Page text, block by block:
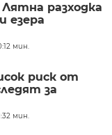
разходка
езера
мин.
риск от
за
мин.